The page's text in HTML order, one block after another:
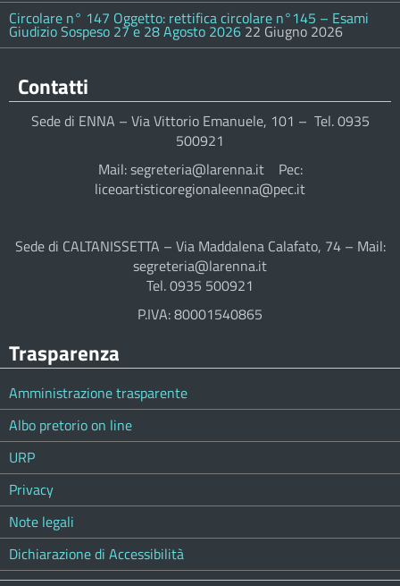
Circolare n° 147 Oggetto: rettifica circolare n°145 – Esami
Giudizio Sospeso 27 e 28 Agosto 2026 22 Giugno 2026
Contatti
Sede di ENNA – Via Vittorio Emanuele, 101 – Tel. 0935
500921
Mail: segreteria@larenna.it Pec:
liceoartisticoregionaleenna@pec.it
Sede di CALTANISSETTA – Via Maddalena Calafato, 74 – Mail:
segreteria@larenna.it
Tel. 0935 500921
P.IVA: 80001540865
Trasparenza
Amministrazione trasparente
Albo pretorio on line
URP
Privacy
Note legali
Dichiarazione di Accessibilità